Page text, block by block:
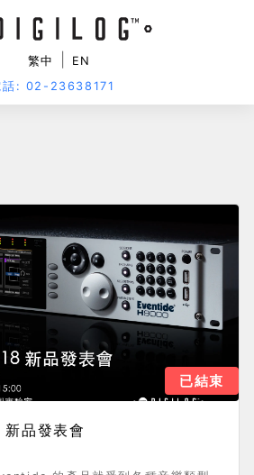
繁中
EN
話: 02-23638171
已結束
品發表會